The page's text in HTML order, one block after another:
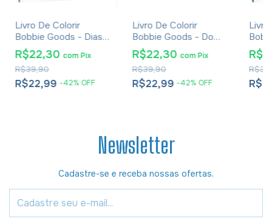
Livro De Colorir
Bobbie Goods - Dias
Frios
R$22,99 -42% OFF
R$39,90
R$22,30 com Pix
Livro De Colorir
Bobbie Goods - Do
Dia Para A Noite
R$22,99 -42% OFF
R$39,90
R$22,30 com Pix
Livro
Newsletter
Cadastre-se e receba nossas ofertas.